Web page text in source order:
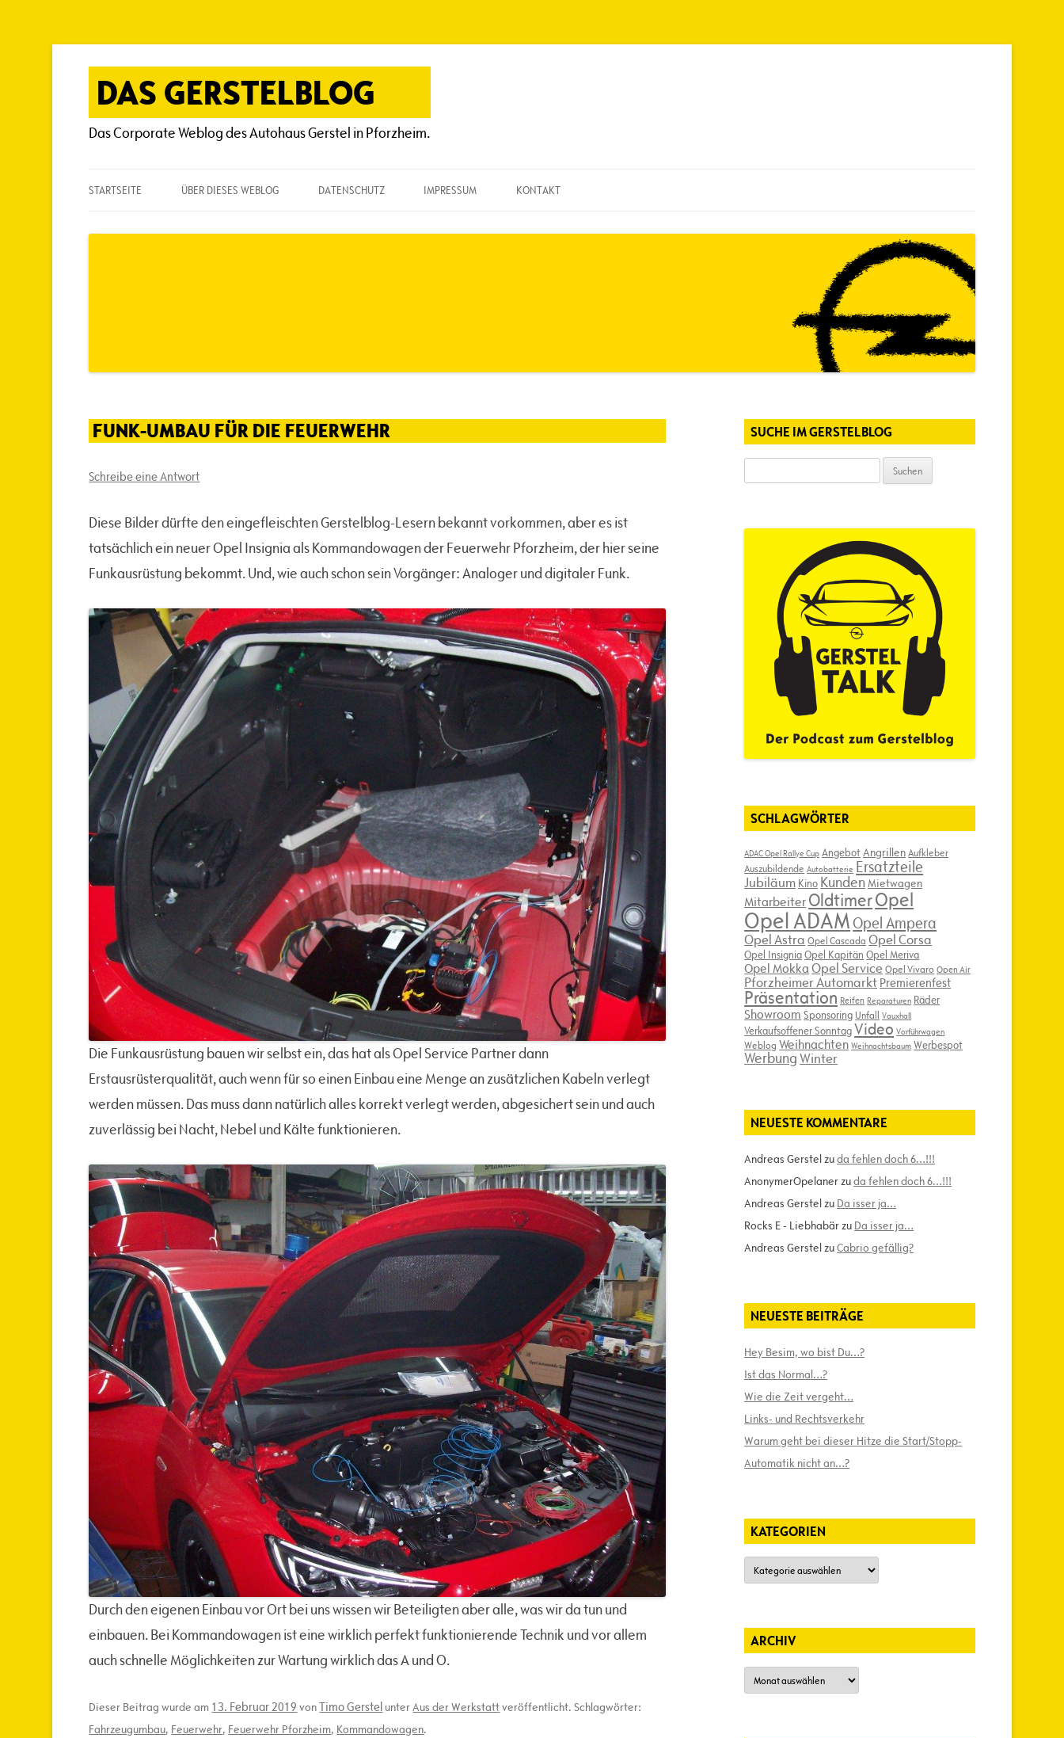
Zum
Inhalt
DAS GERSTELBLOG
Das Corporate Weblog des Autohaus Gerstel in Pforzheim.
STARTSEITE ÜBER DIESES WEBLOG DATENSCHUTZ IMPRESSUM KONTAKT
FUNK-UMBAU FÜR DIE FEUERWEHR
Schreibe eine Antwort
Diese Bilder dürfte den eingefleischten Gerstelblog-Lesern bekannt vorkommen, aber es ist
tatsächlich ein neuer Opel Insignia als Kommandowagen der Feuerwehr Pforzheim, der hier seine
Funkausrüstung bekommt. Und, wie auch schon sein Vorgänger: Analoger und digitaler Funk.
Die Funkausrüstung bauen wir selbst ein, das hat als Opel Service Partner dann
Erstausrüsterqualität, auch wenn für so einen Einbau eine Menge an zusätzlichen Kabeln verlegt
werden müssen. Das muss dann natürlich alles korrekt verlegt werden, abgesichert sein und auch
zuverlässig bei Nacht, Nebel und Kälte funktionieren.
Durch den eigenen Einbau vor Ort bei uns wissen wir Beteiligten aber alle, was wir da tun und
einbauen. Bei Kommandowagen ist eine wirklich perfekt funktionierende Technik und vor allem
auch schnelle Möglichkeiten zur Wartung wirklich das A und O.
Dieser Beitrag wurde am 13. Februar 2019 vonTimo Gerstel unterAus der Werkstattveröffentlicht. Schlagwörter:
Fahrzeugumbau, Feuerwehr, Feuerwehr Pforzheim, Kommandowagen.
SUCHE IM GERSTELBLOG
nach:
SCHLAGWÖRTER
ADAC Opel Rallye Cup AngebotAngrillenAufkleber
Auszubildende Autobatterie Ersatzteile
Jubiläum Kino Kunden Mietwagen
Mitarbeiter OldtimerOpel
Opel ADAM Opel Ampera
Opel Astra Opel Cascada Opel Corsa
Opel InsigniaOpel Kapitän Opel Meriva
Opel Mokka Opel ServiceOpel Vivaro Open Air
Pforzheimer Automarkt Premierenfest
Präsentation Reifen Reparaturen Räder
Showroom Sponsoring Unfall Vauxhall
Verkaufsoffener SonntagVideo Vorführwagen
Weblog Weihnachten Weihnachtsbaum Werbespot
WerbungWinter
NEUESTE KOMMENTARE
Andreas Gerstelzuda fehlen doch 6…!!!
AnonymerOpelanerzuda fehlen doch 6…!!!
Andreas Gerstelzu Da isser ja…
Rocks E - Liebhabärzu Da isser ja…
Andreas GerstelzuCabrio gefällig?
NEUESTE BEITRÄGE
Hey Besim, wo bist Du…?
Ist das Normal…?
Wie die Zeit vergeht…
Links- und Rechtsverkehr
Warum geht bei dieser Hitze die Start/Stopp-
Automatik nicht an…?
KATEGORIEN
Kategorien
ARCHIV
Archiv